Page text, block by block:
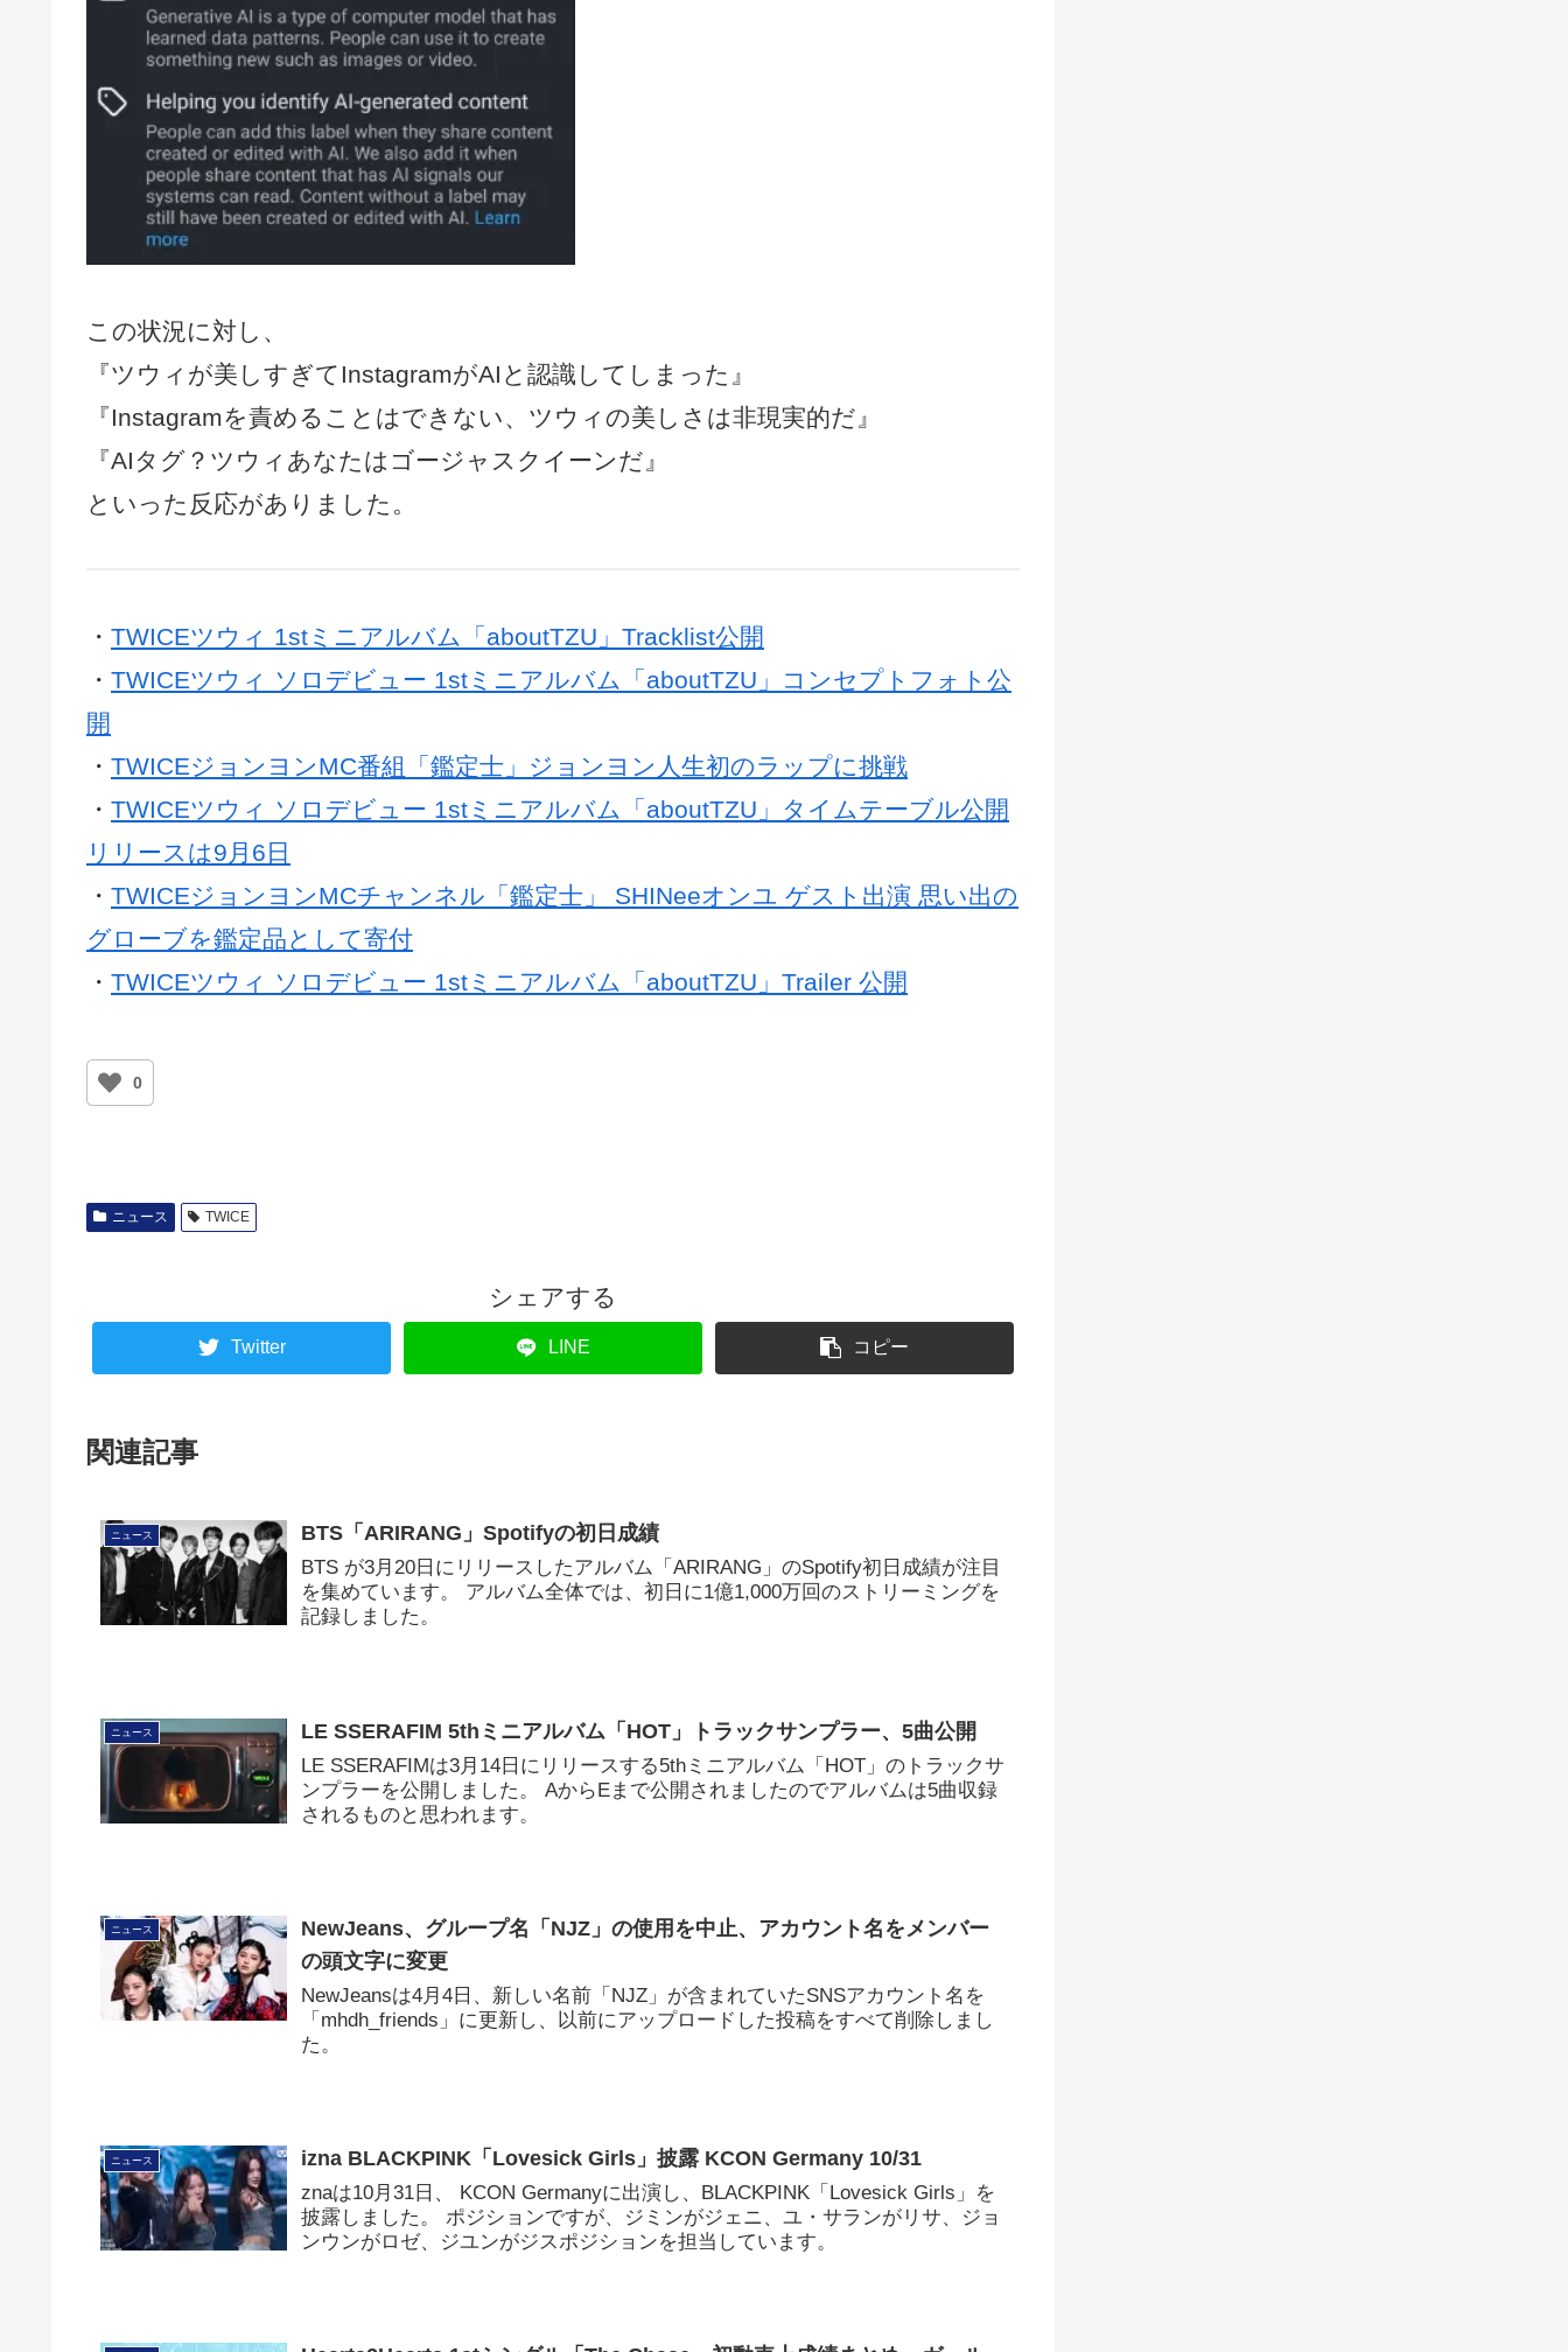
この状況に対し、
『ツウィが美しすぎてInstagramがAIと認識してしまった』
『Instagramを責めることはできない、ツウィの美しさは非現実的だ』
『AIタグ？ツウィあなたはゴージャスクイーンだ』
といった反応がありました。
・ TWICEツウィ 1stミニアルバム「aboutTZU」Tracklist公開
・ TWICEツウィ ソロデビュー 1stミニアルバム「aboutTZU」コンセプトフォト公
開
・ TWICEジョンヨンMC番組「鑑定士」ジョンヨン人生初のラップに挑戦
・ TWICEツウィ ソロデビュー 1stミニアルバム「aboutTZU」タイムテーブル公開
リリースは9月6日
・ TWICEジョンヨンMCチャンネル「鑑定士」 SHINeeオンユ ゲスト出演 思い出の
グローブを鑑定品として寄付
・ TWICEツウィ ソロデビュー 1stミニアルバム「aboutTZU」Trailer 公開
0
ニュース TWICE
シェアする
Twitter LINE コピー
関連記事
ニュース BTS「ARIRANG」Spotifyの初日成績
BTS が3月20日にリリースしたアルバム「ARIRANG」のSpotify初日成績が注目
を集めています。 アルバム全体では、初日に1億1,000万回のストリーミングを
記録しました。
ニュース LE SSERAFIM 5thミニアルバム「HOT」トラックサンプラー、5曲公開
LE SSERAFIMは3月14日にリリースする5thミニアルバム「HOT」のトラックサ
ンプラーを公開しました。 AからEまで公開されましたのでアルバムは5曲収録
されるものと思われます。
ニュース
NewJeans、グループ名「NJZ」の使用を中止、アカウント名をメンバー
の頭文字に変更
NewJeansは4月4日、新しい名前「NJZ」が含まれていたSNSアカウント名を
「mhdh_friends」に更新し、以前にアップロードした投稿をすべて削除しまし
た。
ニュース izna BLACKPINK「Lovesick Girls」披露 KCON Germany 10/31
znaは10月31日、 KCON Germanyに出演し、BLACKPINK「Lovesick Girls」を
披露しました。 ポジションですが、ジミンがジェニ、ユ・サランがリサ、ジョ
ンウンがロゼ、ジユンがジスポジションを担当しています。